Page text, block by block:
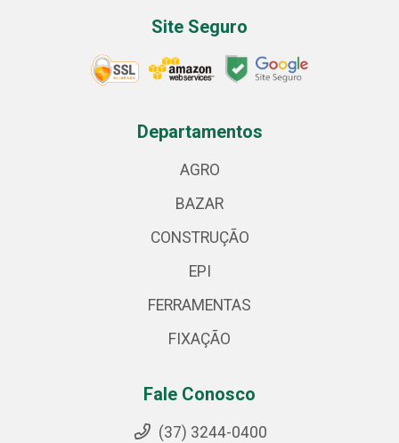
Site Seguro
Departamentos
AGRO
BAZAR
CONSTRUÇÃO
EPI
FERRAMENTAS
FIXAÇÃO
Fale Conosco
(37) 3244-0400